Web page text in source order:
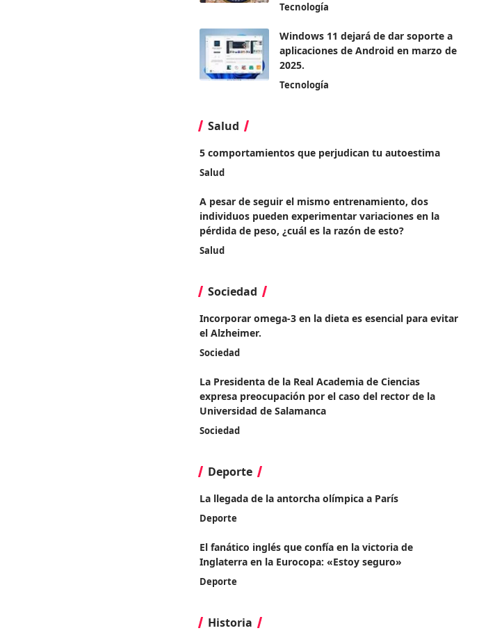
Tecnología
Windows 11 dejará de dar soporte a
aplicaciones de Android en marzo de
2025.
Tecnología
Salud
5 comportamientos que perjudican tu autoestima
Salud
A pesar de seguir el mismo entrenamiento, dos
individuos pueden experimentar variaciones en la
pérdida de peso, ¿cuál es la razón de esto?
Salud
Sociedad
Incorporar omega-3 en la dieta es esencial para evitar
el Alzheimer.
Sociedad
La Presidenta de la Real Academia de Ciencias
expresa preocupación por el caso del rector de la
Universidad de Salamanca
Sociedad
Deporte
La llegada de la antorcha olímpica a París
Deporte
El fanático inglés que confía en la victoria de
Inglaterra en la Eurocopa: «Estoy seguro»
Deporte
Historia